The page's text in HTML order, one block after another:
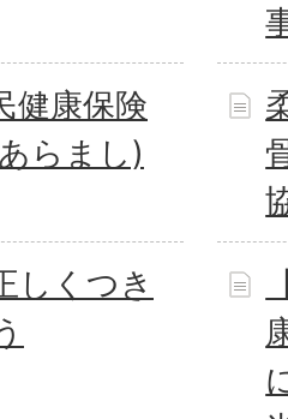
健康保険
らまし)
しくつき